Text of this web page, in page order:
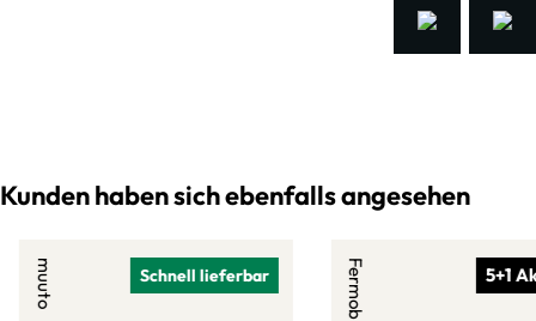
Kunden haben sich ebenfalls angesehen
Schnell lieferbar
muuto 5+1
Fermob